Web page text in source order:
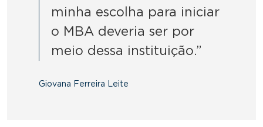
minha escolha para iniciar
o MBA deveria ser por
meio dessa instituição.”
Giovana Ferreira Leite